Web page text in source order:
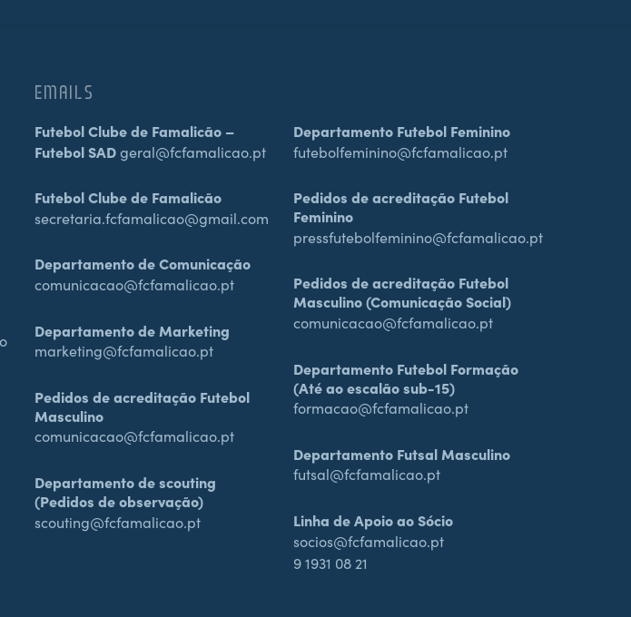
EMAILS
Futebol Clube de Famalicão –
Futebol SADgeral@fcfamalicao.pt
Futebol Clube de Famalicão
secretaria.fcfamalicao@gmail.com
Departamento de Comunicação
comunicacao@fcfamalicao.pt
Departamento de Marketing
marketing@fcfamalicao.pt
Pedidos de acreditação Futebol
Masculino
comunicacao@fcfamalicao.pt
Departamento de scouting
(Pedidos de observação)
scouting@fcfamalicao.pt
Departamento Futebol Feminino
futebolfeminino@fcfamalicao.pt
Pedidos de acreditação Futebol
Feminino
pressfutebolfeminino@fcfamalicao.pt
Pedidos de acreditação Futebol
Masculino (Comunicação Social)
comunicacao@fcfamalicao.pt
Departamento Futebol Formação
(Até ao escalão sub-15)
formacao@fcfamalicao.pt
Departamento Futsal Masculino
futsal@fcfamalicao.pt
Linha de Apoio ao Sócio
socios@fcfamalicao.pt
9 1931 08 21